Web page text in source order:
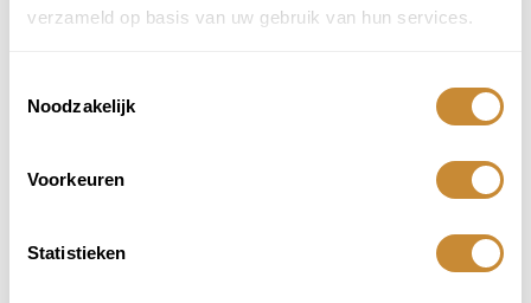
verzameld op basis van uw gebruik van hun services.
Noodzakelijk
Voorkeuren
Statistieken
Je zou ook kunnen houden van …
Spread your wings
€27,50
Look ahead- UITVERKOCHT